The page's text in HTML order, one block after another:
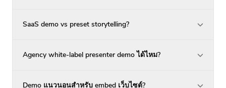
SaaS demo vs preset storytelling?
Agency white-label presenter demo ได้ไหม?
Demo แนวนอนสำหรับ embed เว็บไซต์?